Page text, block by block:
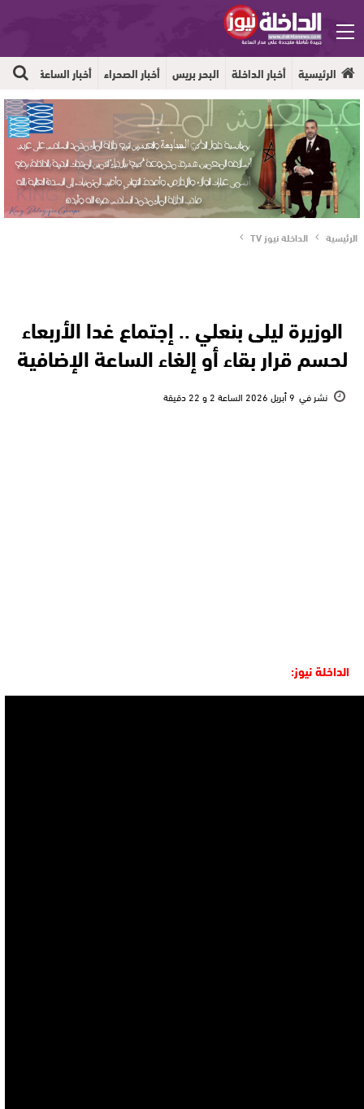
الرئيسية أخبار الداخلة البحر بريس أخبار الصحراء أخبار الساعة
الرئيسية الداخلة نيوز TV
الوزيرة ليلى بنعلي .. إجتماع غدا الأربعاء
لحسم قرار بقاء أو إلغاء الساعة الإضافية
نشر في 9 أبريل 2026 الساعة 2 و 22 دقيقة
الداخلة نيوز: